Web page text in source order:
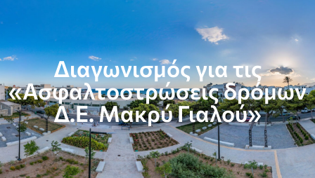
Διαγωνισμός για τις
«Ασφαλτοστρώσεις δρόμων
Δ.Ε. Μακρύ Γιαλού»